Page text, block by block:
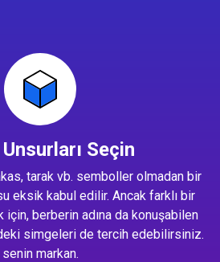
Seçin
tarak vb. semboller olmadan bir
eksik kabul edilir. Ancak farklı bir
için, berberin adına da konuşabilen
simgeleri de tercih edebilirsiniz.
senin markan.